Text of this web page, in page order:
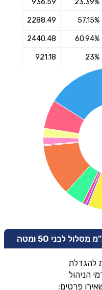
57.15%
2288.49
60.94%
2440.48
23%
921.18
לבני 50 ומטה
להגדלת
הניהול
פרטים: